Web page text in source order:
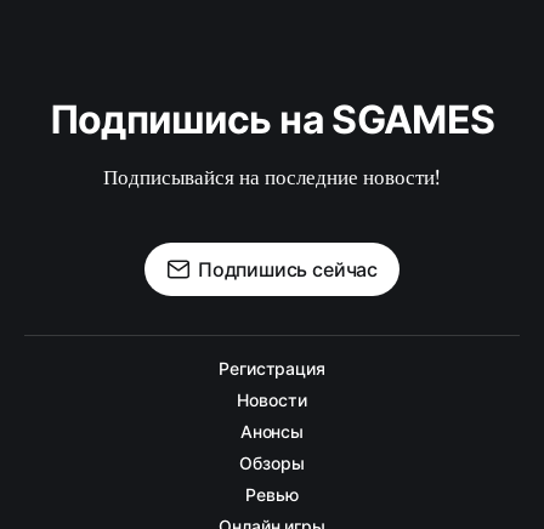
Подпишись на SGAMES
Подписывайся на последние новости!
Подпишись сейчас
Регистрация
Новости
Анонсы
Обзоры
Ревью